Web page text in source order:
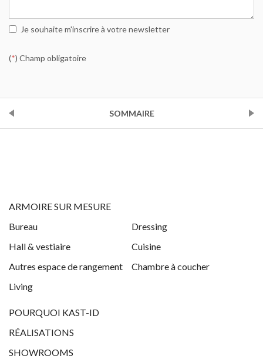
Je souhaite m'inscrire à votre newsletter
(*) Champ obligatoire
SOMMAIRE
ARMOIRE SUR MESURE
Bureau
Dressing
Hall & vestiaire
Cuisine
Autres espace de rangement
Chambre à coucher
Living
POURQUOI KAST-ID
RÉALISATIONS
SHOWROOMS